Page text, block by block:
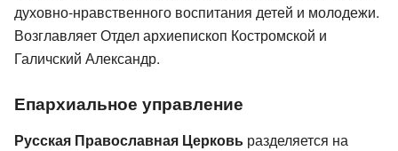
духовно-нравственного воспитания детей и молодежи.
Возглавляет Отдел архиепископ Костромской и
Галичский Александр.
Епархиальное управление
Русская Православная Церковь разделяется на